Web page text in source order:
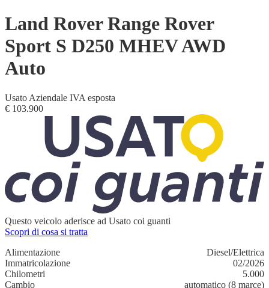
Land Rover Range Rover
Sport S D250 MHEV AWD
Auto
Usato Aziendale IVA esposta
€ 103.900
Questo veicolo aderisce ad Usato coi guanti
Scopri di cosa si tratta
Alimentazione
Diesel/Elettrica
Immatricolazione
02/2026
Chilometri
5.000
Cambio
automatico (8 marce)